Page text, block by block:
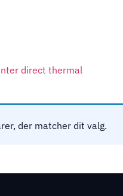
direct thermal
der matcher dit valg.